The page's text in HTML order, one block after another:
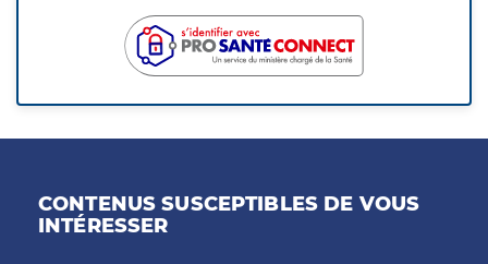
CONTENUS SUSCEPTIBLES DE VOUS
INTÉRESSER